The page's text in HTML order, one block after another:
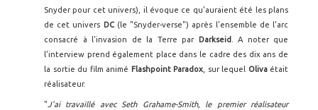
Snyder pour cet univers), il évoque ce qu'auraient été les plans
de cet univers DC (le "Snyder-verse") après l'ensemble de l'arc
consacré à l'invasion de la Terre par
Darkseid
. A noter que
l'interview prend également place dans le cadre des dix ans de
la sortie du film animé Flashpoint Paradox , sur lequel Oliva était
réalisateur.
" J'ai travaillé avec Seth Grahame-Smith, le premier réalisateur